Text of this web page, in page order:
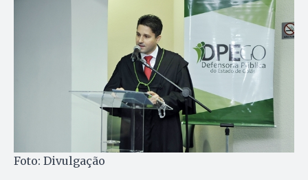
Foto: Divulgação